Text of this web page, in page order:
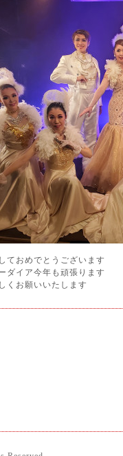
ておめでとうございます
ダイア今年も頑張ります
くお願いいたします